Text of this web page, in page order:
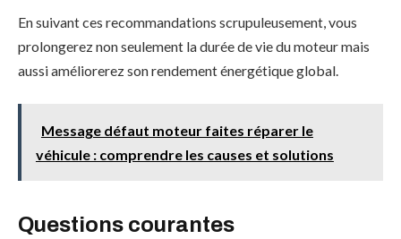
En suivant ces recommandations scrupuleusement, vous
prolongerez non seulement la durée de vie du moteur mais
aussi améliorerez son rendement énergétique global.
Message défaut moteur faites réparer le
véhicule : comprendre les causes et solutions
Questions courantes